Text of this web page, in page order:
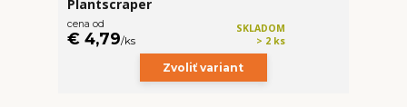
Plantscraper
cena od
€ 4,79/ks
SKLADOM
> 2 ks
Zvoliť variant